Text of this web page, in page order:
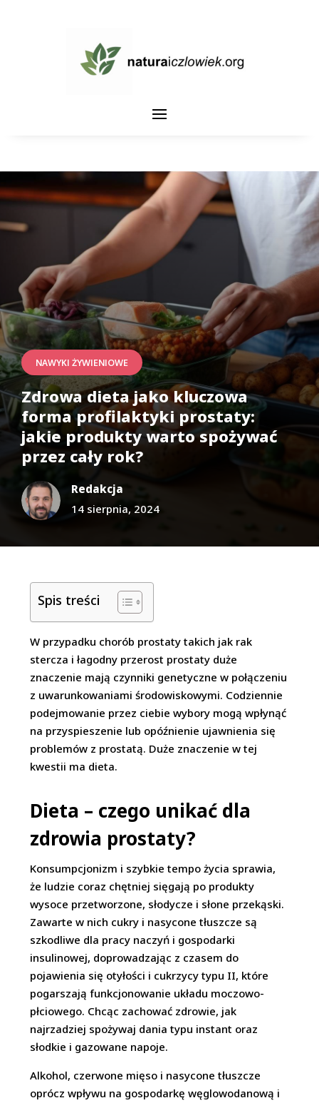
NAWYKI ŻYWIENIOWE
Zdrowa dieta jako kluczowa
forma profilaktyki prostaty:
jakie produkty warto spożywać
przez cały rok?
Redakcja
14 sierpnia, 2024
Spis treści
W przypadku chorób prostaty takich jak rak
stercza i łagodny przerost prostaty duże
znaczenie mają czynniki genetyczne w połączeniu
z uwarunkowaniami środowiskowymi. Codziennie
podejmowanie przez ciebie wybory mogą wpłynąć
na przyspieszenie lub opóźnienie ujawnienia się
problemów z prostatą. Duże znaczenie w tej
kwestii ma dieta.
Dieta – czego unikać dla
zdrowia prostaty?
Konsumpcjonizm i szybkie tempo życia sprawia,
że ludzie coraz chętniej sięgają po produkty
wysoce przetworzone, słodycze i słone przekąski.
Zawarte w nich cukry i nasycone tłuszcze są
szkodliwe dla pracy naczyń i gospodarki
insulinowej, doprowadzając z czasem do
pojawienia się otyłości i cukrzycy typu II, które
pogarszają funkcjonowanie układu moczowo-
płciowego. Chcąc zachować zdrowie, jak
najrzadziej spożywaj dania typu instant oraz
słodkie i gazowane napoje.
Alkohol, czerwone mięso i nasycone tłuszcze
oprócz wpływu na gospodarkę węglowodanową i